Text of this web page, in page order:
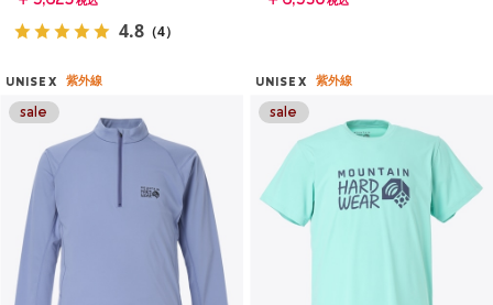
税込
4.8 （4）
税込
UNISEX 紫外線 UNISEX 紫外線